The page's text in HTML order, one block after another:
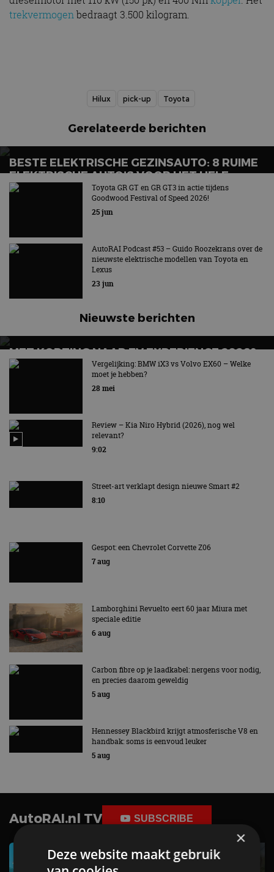
trekvermogenbedraagt 3.500 kilogram.
Hilux pick-up Toyota
Gerelateerde berichten
BESTE ELEKTRISCHE GEZINSAUTO: 8 RUIME
ELEKTRISCHE AUTO’S VOOR HET HELE
GEZIN
Wat is de beste elektrische gezinsauto voor grote
Toyota GR GT en GR GT3 in actie tijdens
Goodwood Festival of Speed 2026!
25 jun
AutoRAI Podcast #53 – Guido Roozekrans over de
nieuwste elektrische modellen van Toyota en
Lexus
23 jun
Nieuwste berichten
MET KORTING NAAR EV EXPERIENCE 2026?
AUTORAI REGELT HET!
EV Experience 2026 van 24 tot 26 september
Vergelijking: BMW iX3 vs Volvo EX60 – Welke
moet je hebben?
28 mei
Review – Kia Niro Hybrid (2026), nog wel
relevant?
9:02
Street-art verklapt design nieuwe Smart #2
8:10
Gespot: een Chevrolet Corvette Z06
7 aug
Lamborghini Revuelto eert 60 jaar Miura met
speciale editie
6 aug
Carbon fibre op je laadkabel: nergens voor nodig,
en precies daarom geweldig
5 aug
Hennessey Blackbird krijgt atmosferische V8 en
handbak: soms is eenvoud leuker
5 aug
AutoRAI.nl TV SUBSCRIBE
×
Deze website maakt gebruik